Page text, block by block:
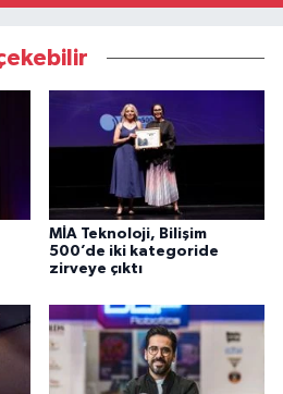
MİA Teknoloji, Bilişim
500’de iki kategoride
zirveye çıktı